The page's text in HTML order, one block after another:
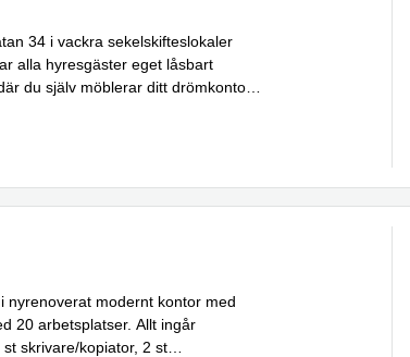
34 i vackra sekelskifteslokaler
alla hyresgäster eget låsbart
du själv möblerar ditt drömkontor.
nyrenoverat modernt kontor med
20 arbetsplatser. Allt ingår
skrivare/kopiator, 2 st